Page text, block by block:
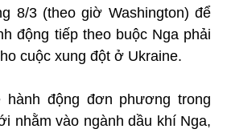
8/3 (theo giờ Washington) để
động tiếp theo buộc Nga phải
cuộc xung đột ở Ukraine.
hành động đơn phương trong
nhằm vào ngành dầu khí Nga,